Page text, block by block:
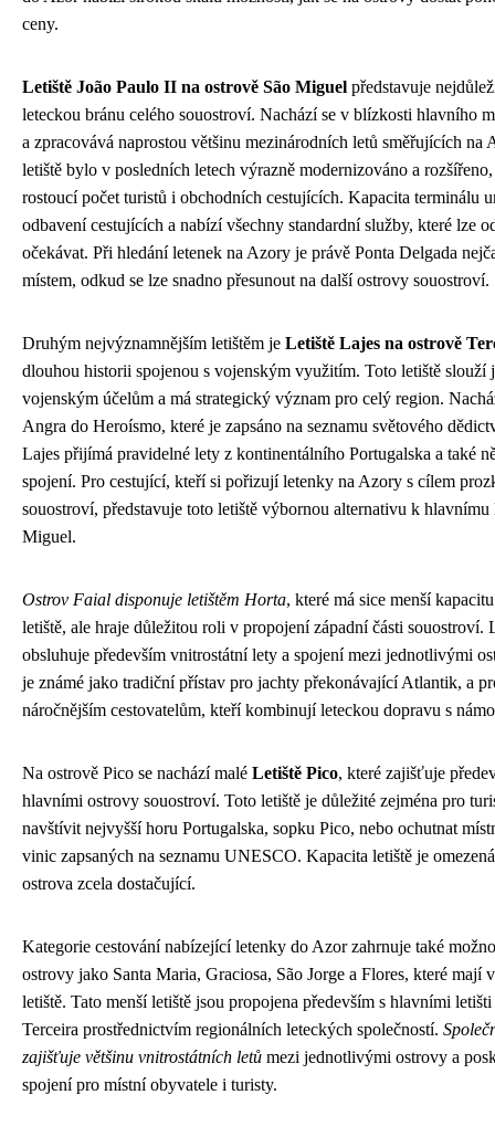
ceny.
Letiště João Paulo II na ostrově São Miguel představuje
leteckou bránu celého souostroví. Nachází se v blízkosti hlavního
a zpracovává naprostou většinu mezinárodních letů směřujících na
letiště bylo v posledních letech výrazně modernizováno a
rostoucí počet turistů i obchodních cestujících. Kapacita terminálu
odbavení cestujících a nabízí všechny standardní služby, které lze
očekávat. Při hledání letenek na Azory je právě Ponta Delgada
místem, odkud se lze snadno přesunout na další ostrovy souostroví.
Druhým nejvýznamnějším letištěm je Letiště Lajes na ostrově
dlouhou historii spojenou s vojenským využitím. Toto letiště slouží
vojenským účelům a má strategický význam pro celý region.
Angra do Heroísmo, které je zapsáno na seznamu světového
Lajes přijímá pravidelné lety z kontinentálního Portugalska a také
spojení. Pro cestující, kteří si pořizují letenky na Azory s cílem
souostroví, představuje toto letiště výbornou alternativu k hlavnímu
Miguel.
Ostrov Faial disponuje letištěm Horta, které má sice menší
letiště, ale hraje důležitou roli v propojení západní části souostroví.
obsluhuje především vnitrostátní lety a spojení mezi jednotlivými
je známé jako tradiční přístav pro jachty překonávající Atlantik, a
náročnějším cestovatelům, kteří kombinují leteckou dopravu s
Na ostrově Pico se nachází malé Letiště Pico, které zajišťuje
hlavními ostrovy souostroví. Toto letiště je důležité zejména pro
navštívit nejvyšší horu Portugalska, sopku Pico, nebo ochutnat
vinic zapsaných na seznamu UNESCO. Kapacita letiště je
ostrova zcela dostačující.
Kategorie cestování nabízející letenky do Azor zahrnuje také
ostrovy jako Santa Maria, Graciosa, São Jorge a Flores, které mají
letiště. Tato menší letiště jsou propojena především s hlavními
Terceira prostřednictvím regionálních leteckých společností.
zajišťuje většinu vnitrostátních letů mezi jednotlivými ostrovy a
spojení pro místní obyvatele i turisty.